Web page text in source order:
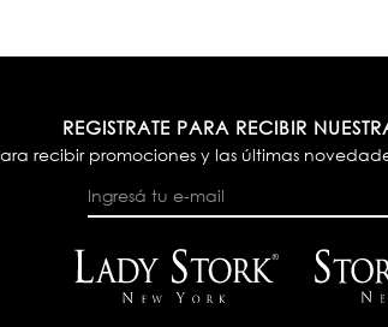
REGISTRATE PARA RECIBIR
recibir promociones y las últimas